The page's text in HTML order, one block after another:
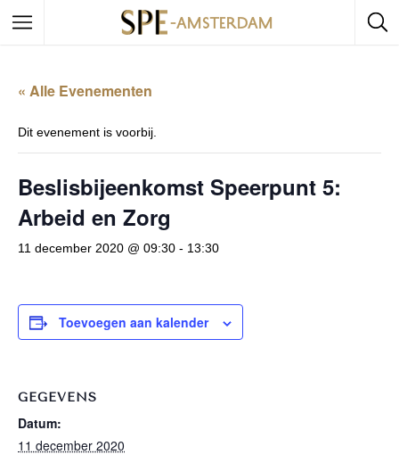
« Alle Evenementen
Dit evenement is voorbij.
Beslisbijeenkomst Speerpunt 5:
Arbeid en Zorg
11 december 2020 @ 09:30 - 13:30
Toevoegen aan kalender
GEGEVENS
Datum:
11 december 2020